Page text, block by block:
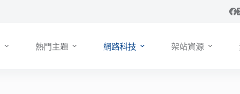
熱門主題 網路科技 架站資源